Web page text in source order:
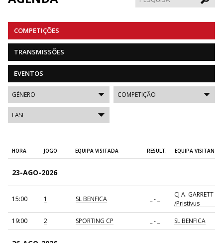
COMPETIÇÕES
TRANSMISSÕES
EVENTOS
HORA JOGO EQUIPA VISITADA RESULT. EQUIPA VISITANTE
23-AGO-2026
15:00 1 SL BENFICA _ - _
CJ A. GARRETT
/Pristivus
19:00 2 SPORTING CP _ - _ SL BENFICA